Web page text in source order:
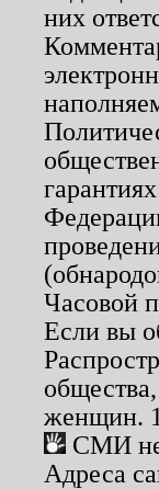
них
Часовой
Если вы
женщин.
СМИ не
Адреса